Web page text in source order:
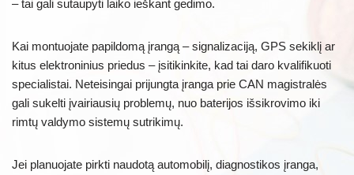
– tai gali sutaupyti laiko ieškant gedimo.
Kai montuojate papildomą įrangą – signalizaciją, GPS sekiklį ar
kitus elektroninius priedus – įsitikinkite, kad tai daro kvalifikuoti
specialistai. Neteisingai prijungta įranga prie CAN magistralės
gali sukelti įvairiausių problemų, nuo baterijos išsikrovimo iki
rimtų valdymo sistemų sutrikimų.
Jei planuojate pirkti naudotą automobilį, diagnostikos įranga,